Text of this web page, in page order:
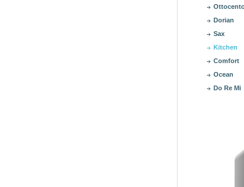
Dorian
Sax
Kitchen
Comfort
Ocean
Do Re Mi